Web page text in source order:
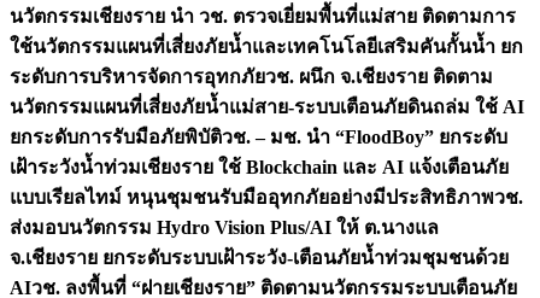
นวัตกรรมเชียงราย นำ วช. ตรวจเยี่ยมพื้นที่แม่สาย ติดตามการ
ใช้นวัตกรรมแผนที่เสี่ยงภัยน้ำและเทคโนโลยีเสริมคันกั้นน้ำ ยก
ระดับการบริหารจัดการอุทกภัยวช. ผนึก จ.เชียงราย ติดตาม
นวัตกรรมแผนที่เสี่ยงภัยน้ำแม่สาย-ระบบเตือนภัยดินถล่ม ใช้ AI
ยกระดับการรับมือภัยพิบัติวช. – มช. นำ “FloodBoy” ยกระดับ
เฝ้าระวังน้ำท่วมเชียงราย ใช้ Blockchain และ AI แจ้งเตือนภัย
แบบเรียลไทม์ หนุนชุมชนรับมืออุทกภัยอย่างมีประสิทธิภาพวช.
ส่งมอบนวัตกรรม Hydro Vision Plus/AI ให้ ต.นางแล
จ.เชียงราย ยกระดับระบบเฝ้าระวัง-เตือนภัยน้ำท่วมชุมชนด้วย
AIวช. ลงพื้นที่ “ฝายเชียงราย” ติดตามนวัตกรรมระบบเตือนภัย